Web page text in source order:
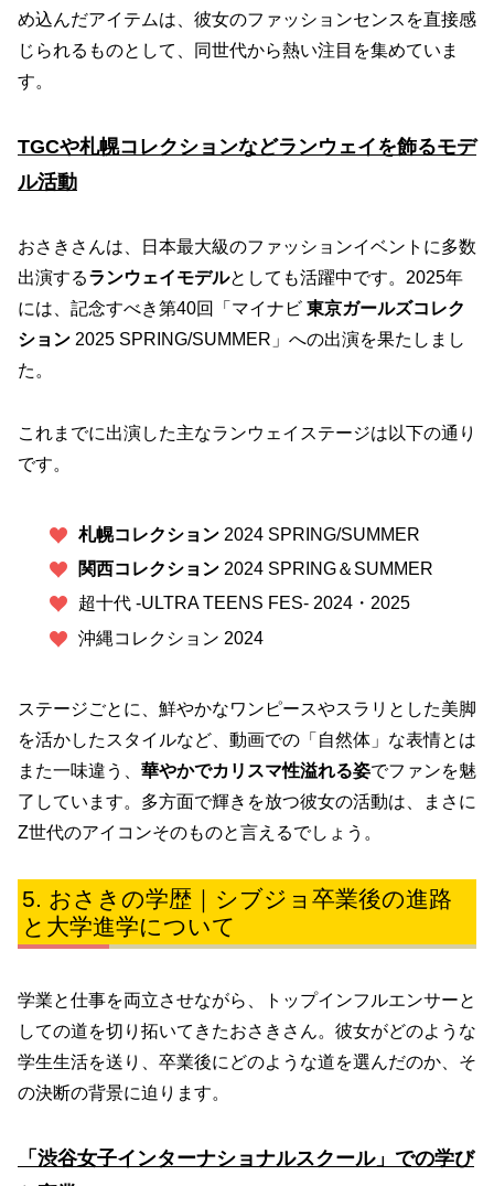
め込んだアイテムは、彼女のファッションセンスを直接感
じられるものとして、同世代から熱い注目を集めていま
す。
TGCや札幌コレクションなどランウェイを飾るモデ
ル活動
おさきさんは、日本最大級のファッションイベントに多数
出演するランウェイモデルとしても活躍中です。2025年
には、記念すべき第40回「マイナビ 東京ガールズコレク
ション 2025 SPRING/SUMMER」への出演を果たしまし
た。
これまでに出演した主なランウェイステージは以下の通り
です。
札幌コレクション2024 SPRING/SUMMER
関西コレクション2024 SPRING＆SUMMER
超十代 -ULTRA TEENS FES- 2024・2025
沖縄コレクション 2024
ステージごとに、鮮やかなワンピースやスラリとした美脚
を活かしたスタイルなど、動画での「自然体」な表情とは
また一味違う、 華やかでカリスマ性溢れる姿でファンを魅
了しています。多方面で輝きを放つ彼女の活動は、まさに
Z世代のアイコンそのものと言えるでしょう。
おさきの学歴｜シブジョ卒業後の進路
と大学進学について
学業と仕事を両立させながら、トップインフルエンサーと
しての道を切り拓いてきたおさきさん。彼女がどのような
学生生活を送り、卒業後にどのような道を選んだのか、そ
の決断の背景に迫ります。
「渋谷女子インターナショナルスクール」での学び